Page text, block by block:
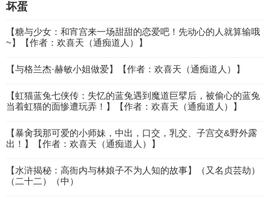
坏蛋
【糖与少女：和宵宫来一场甜甜的恋爱吧！先动心的人就算输哦
~】【作者：欢喜天（通痴道人）】
【与格兰杰·赫敏小姐做爱】【作者：欢喜天（通痴道人）】
【虹猫蓝兔七侠传：失忆的蓝兔遇到魔道巨擘后，被偷心的蓝兔
当着虹猫的面惨遭玩弄！】【作者：欢喜天（通痴道人）】
【暴肏我那可爱的小师妹，中出，口交，乳交、子宫交&野外露
出！】【作者：欢喜天（通痴道人）】
【水浒揭秘：高衙内与林娘子不为人知的故事】（又名贞芸劫）
（二十二）（中）